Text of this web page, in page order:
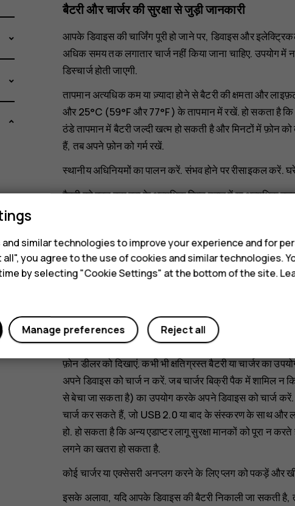
बैटरी और चार्जर की सुरक्षा से जुड़ी जानकारी
आपके डिवाइस की चार्जिंग पूरी हो जाने पर, डिवाइस और
अधिक समय तक लगातार चार्ज नहीं किया जाना चाहिए. उपयोग में
डिस्चार्ज होती जाएगी.
तापमान अत्यधिक कम या ज़्यादा होने से बैटरी की क्षमता और
और 25°C (59°F और 77°F) के तापमान में रखें. हो सकता है कि
ठंडे तापमान में बैटरी जल्दी खत्म हो सकती है और मिनटों में फ़ोन
हैं, तब अपने फ़ोन को गर्म रखें.
स्थानीय अधिनियमों का पालन करें. संभव होने पर रीसाइकल
बैटरी को बहुत कम हवा के अत्यधिक निम्न दबाव में या अत्यधिक
बैटरी को किसी भी प्रकार से खोलने, काटने, मोड़ने, छेद करने
पदार्थ को त्वचा या आंखों के संपर्क में आने न दें. ऐसा होने पर,
न करें, न ही उसमें कोई बाह्य वस्तु घुसेड़ने की कोशिश करें, या फिर
बैटरी या चार्जर का उपयोग निहित उद्देश्यों के लिए ही करें. सही
उपयोग करने से आग लगने, विस्फोट होने या अन्य खतरे का जोखिम
है. अगर आपको लगता है कि बैटरी या चार्जर क्षतिग्रस्त हो गया
फ़ोन डीलर को दिखाएं. कभी भी क्षतिग्रस्त बैटरी या चार्जर का
अपने डिवाइस को चार्ज न करें. जब चार्जर बिक्री पैक में शामिल
से बेचा जा सकता है) का उपयोग करके अपने डिवाइस को चार्ज
चार्ज कर सकते हैं, जो USB 2.0 या बाद के संस्करण के साथ और
हो. हो सकता है कि अन्य एडाप्टर लागू सुरक्षा मानकों को पूरा न
लगने का खतरा हो सकता है.
कोई चार्जर या एक्सेसरी अनप्लग करने के लिए प्लग को पकड़ें और
इसके अलावा, यदि आपके डिवाइस की बैटरी निकाली जा सकती है,
and similar technologies to improve your experience and for
you agree to the use of cookies and similar technologies.
by selecting "Cookie Settings" at the bottom of the site.
Reject all
Manage preferences